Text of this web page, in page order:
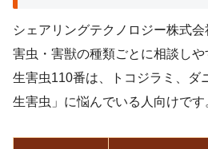
シェアリングテクノロジー株式会
害虫・害獣の種類ごとに相談し
生害虫110番は、トコジラミ、ダ
生害虫」に悩んでいる人向けです